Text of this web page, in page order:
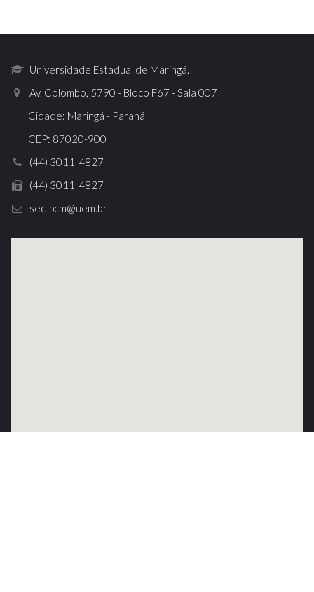
Universidade Estadual de Maringá.
Av. Colombo, 5790 - Bloco F67 - Sala 007
Cidade: Maringá - Paraná
CEP: 87020-900
(44) 3011-4827
(44) 3011-4827
sec-pcm@uem.br